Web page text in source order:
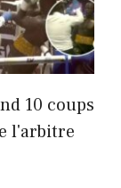
10 coups
l'arbitre